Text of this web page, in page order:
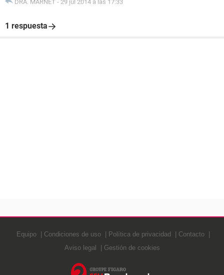
DRA. MARNET - 29 jul 2014 a las 17:33
1 respuesta
Equipo Condiciones de uso Política de privacidad
Contacto
Aviso legal
Gestión de cookies